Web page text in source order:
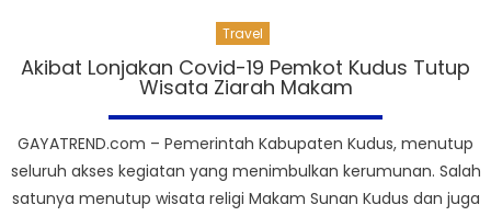
Travel
Akibat Lonjakan Covid-19 Pemkot Kudus Tutup
Wisata Ziarah Makam
GAYATREND.com – Pemerintah Kabupaten Kudus, menutup
seluruh akses kegiatan yang menimbulkan kerumunan. Salah
satunya menutup wisata religi Makam Sunan Kudus dan juga